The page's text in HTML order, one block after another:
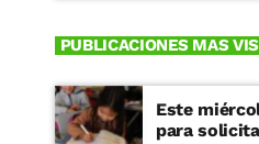
PUBLICACIONES MAS
Este
para